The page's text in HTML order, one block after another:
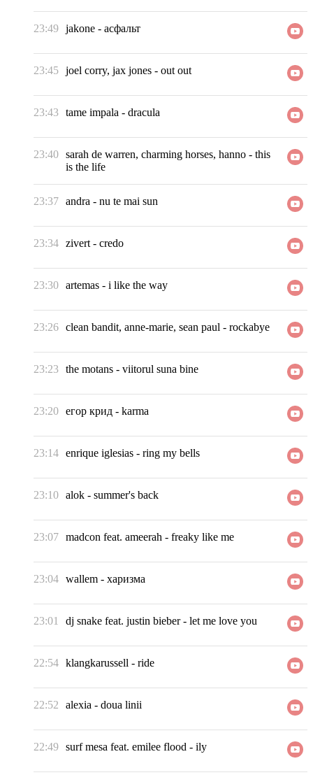
23:49 jakone - асфальт
23:45 joel corry, jax jones - out out
23:43 tame impala - dracula
23:40 sarah de warren, charming horses, hanno - this
is the life
23:37 andra - nu te mai sun
23:34 zivert - credo
23:30 artemas - i like the way
23:26 clean bandit, anne-marie, sean paul - rockabye
23:23 the motans - viitorul suna bine
23:20 егор крид - karma
23:14 enrique iglesias - ring my bells
23:10 alok - summer's back
23:07 madcon feat. ameerah - freaky like me
23:04 wallem - харизма
23:01 dj snake feat. justin bieber- let me love you
22:54 klangkarussell - ride
22:52 alexia - doua linii
22:49 surf mesa feat. emilee flood - ily